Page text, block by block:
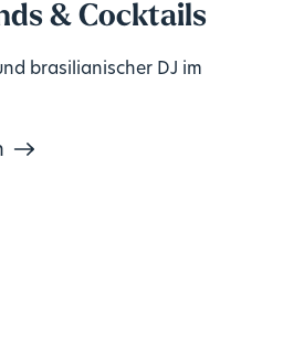
& Cocktails
brasilianischer DJ im